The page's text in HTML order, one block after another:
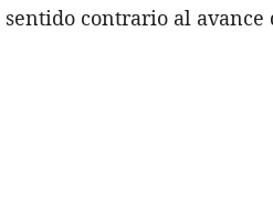
sentido contrario al